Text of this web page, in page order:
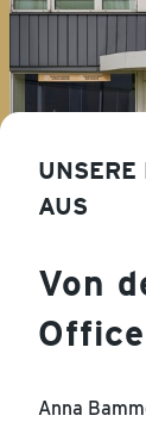
AUS
Von
Office
Anna